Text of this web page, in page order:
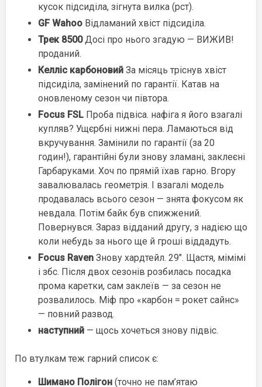
кусок підсиділа, зігнута вилка (рст).
GF Wahoo Відламаний хвіст підсиділа.
Трек 8500Досі про нього згадую — ВИЖИВ!
проданий.
Келліс карбоновий За місяць тріснув хвіст
підсиділа, замінений по гарантії. Катав на
оновленому сезон чи півтора.
Focus FSL Проба підвіса. нафіга я його взагалі
купляв? Ущєрбні нижні пера. Ламаються від
вкручування. Замінили по гарантії (за 20
годин!), гарантійні були знову зламані, заклеєні
Гарбаруками. Хоч по прямій їхав гарно. Вгору
завалювалась геометрія. І взагалі модель
продавалась всього сезон — знята фокусом як
невдала. Потім байк був спижжений.
Повернувся. Зараз відданий другу, з надією що
коли небудь за нього ще й гроші віддадуть.
Focus Raven Знову хардтейл. 29″. Щастя, мімімі
і збс. Після двох сезонів розбилась посадка
прома каретки, сам заклеїв — за сезон не
розвалилось. Міф про «карбон = рокет сайнс»
— повний развод.
наступний — щось хочеться знову підвіс.
По втулкам теж гарний список є:
Шимано Полігон (точно не пам’ятаю